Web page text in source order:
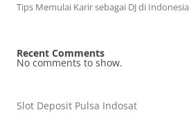
Tips Memulai Karir sebagai DJ di Indonesia
Recent Comments
No comments to show.
Slot Deposit Pulsa Indosat